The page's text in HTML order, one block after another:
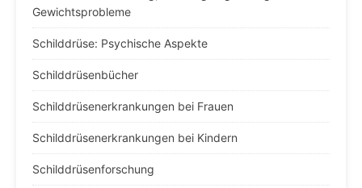
Gewichtsprobleme
Schilddrüse: Psychische Aspekte
Schilddrüsenbücher
Schilddrüsenerkrankungen bei Frauen
Schilddrüsenerkrankungen bei Kindern
Schilddrüsenforschung